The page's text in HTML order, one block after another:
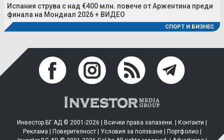
Испания струва с над €400 млн. повече от Аржентина преди
финала на Мондиал 2026 + ВИДЕО
СПОРТ И БИЗНЕС
Инвестор.БГ АД © 2001-2026 | Всички права запазени. | Контакти
Реклама
Поверителност| Условия за ползване| Портфолио|